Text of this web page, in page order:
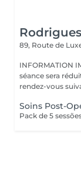
89, Route de
INFORMATION IMPORTANTE :
séance sera
rendez-vous
Soins Post-